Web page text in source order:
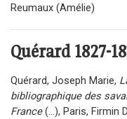
Reumaux (Amélie)
Quérard 1827-
Quérard, Joseph Marie,
bibliographique des
France(...), Paris, Firmin